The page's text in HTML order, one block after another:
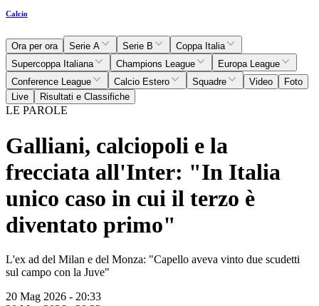
Calcio
Ora per ora Serie A Serie B
Coppa Italia
Supercoppa Italiana
Champions League
Europa League
Conference League
Calcio Estero Squadre Video
Foto
Live
Risultati e Classifiche
LE PAROLE
Galliani, calciopoli e la
frecciata all'Inter: "In Italia
unico caso in cui il terzo è
diventato primo"
L'ex ad del Milan e del Monza: "Capello aveva vinto due scudetti
sul campo con la Juve"
20 Mag 2026 - 20:33